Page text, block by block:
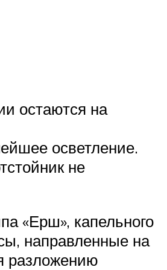
остаются на
осветление.
не
«Ерш», капельного
направленные на
разложению